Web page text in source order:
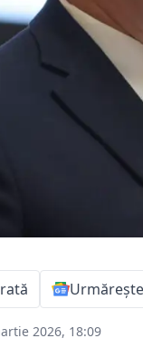
2026, 18:09